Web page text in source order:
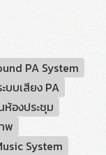
PA System
บบเสียง PA
ห้องประชุม
พ
System